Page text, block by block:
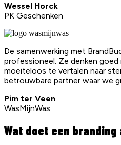
Wessel Horck
PK Geschenken
De samenwerking met
professioneel. Ze denken
moeiteloos te vertalen naar
betrouwbare partner waar we
Pim ter Veen
WasMijnWas
Wat doet een branding